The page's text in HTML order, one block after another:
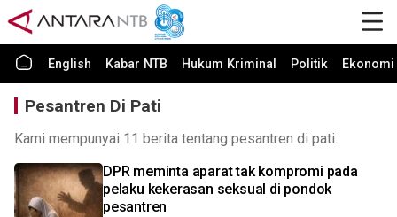
English Kabar NTB Hukum Kriminal Politik
Pesantren Di Pati
Kami mempunyai 11 berita tentang pesantren di pati.
DPR meminta aparat tak kompromi pada
pelaku kekerasan seksual di pondok
pesantren